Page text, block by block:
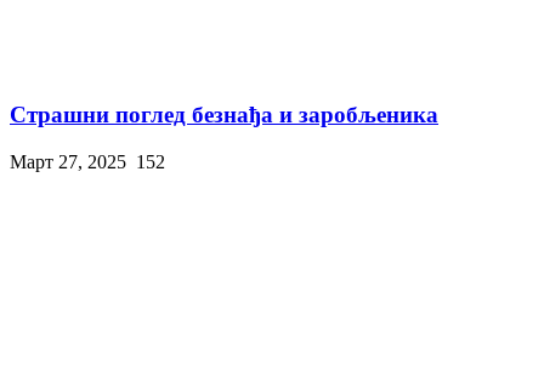
Страшни поглед безнађа и заробљеника
Март 27, 2025 152